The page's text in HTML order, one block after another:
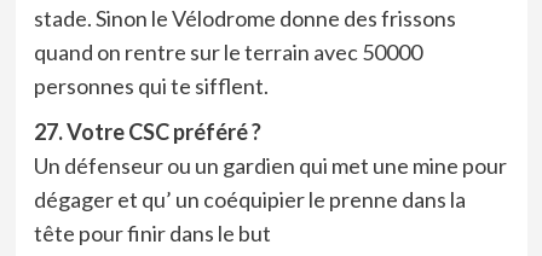
stade. Sinon le Vélodrome donne des frissons
quand on rentre sur le terrain avec 50000
personnes qui te sifflent.
27. Votre CSC préféré ?
Un défenseur ou un gardien qui met une mine pour
dégager et qu’ un coéquipier le prenne dans la
tête pour finir dans le but